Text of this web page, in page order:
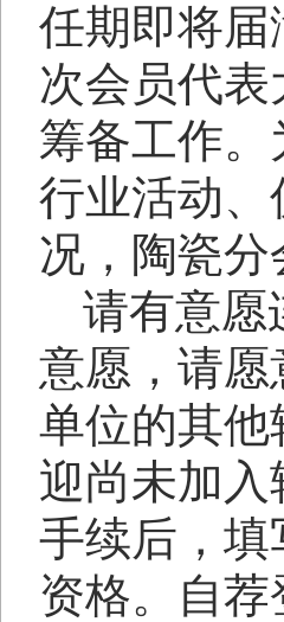
任期即将
次会员代
筹备工作
行业活动
况，陶瓷
请有意愿
意愿，请
单位的其
迎尚未加
手续后，
资格。自